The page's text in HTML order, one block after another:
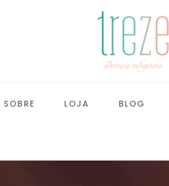
SOBRE LOJA BLOG